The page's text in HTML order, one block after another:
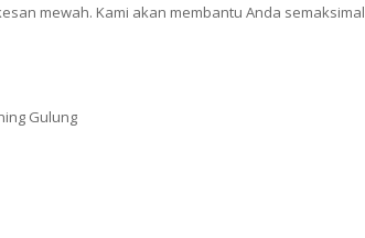
mewah. Kami akan membantu Anda semaksimal